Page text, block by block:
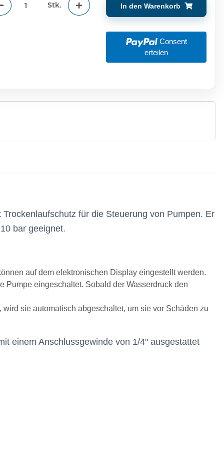
Stk. In den Warenkorb
Consent
erteilen
für die Steuerung von Pumpen. Er
bar geeignet.
auf dem elektronischen Display eingestellt werden.
Pumpe eingeschaltet. Sobald der Wasserdruck den
sie automatisch abgeschaltet, um sie vor Schäden zu
einem Anschlussgewinde von 1/4" ausgestattet